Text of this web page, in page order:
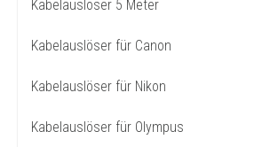
Kabelauslöser 5 Meter
Kabelauslöser für Canon
Kabelauslöser für Nikon
Kabelauslöser für Olympus